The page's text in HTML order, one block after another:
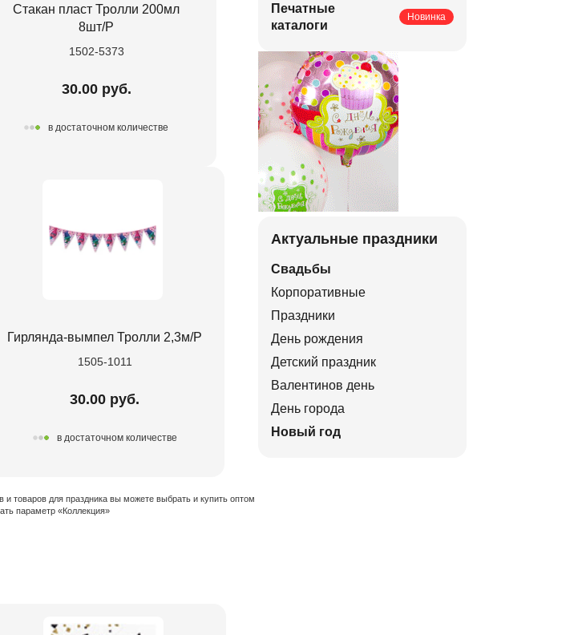
Стакан пласт Тролли 200мл
8шт/P
1502-5373
30.00 руб.
в достаточном количестве
Гирлянда-вымпел Тролли 2,3м/P
1505-1011
30.00 руб.
в достаточном количестве
товаров для праздника вы можете выбрать и купить оптом
параметр «Коллекция»
Печатные
каталоги
Новинка
Актуальные праздники
Свадьбы
Корпоративные
Праздники
День рождения
Детский праздник
Валентинов день
День города
Новый год